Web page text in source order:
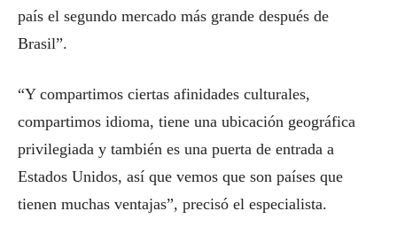
país el segundo mercado más grande después de
Brasil”.
“Y compartimos ciertas afinidades culturales,
compartimos idioma, tiene una ubicación geográfica
privilegiada y también es una puerta de entrada a
Estados Unidos, así que vemos que son países que
tienen muchas ventajas”, precisó el especialista.